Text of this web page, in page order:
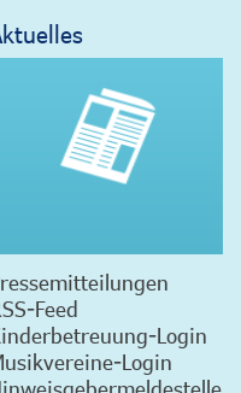
Feed
Login
Login